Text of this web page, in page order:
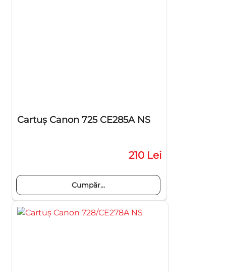
Cartuş Canon 725 CE285A NS
210 Lei
Cumpăr...